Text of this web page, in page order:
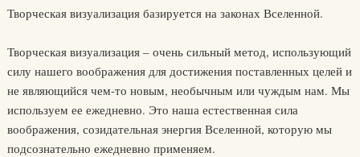
Творческая визуализация базируется на законах Вселенной.
Творческая визуализация – очень сильный метод, использующий
силу нашего воображения для достижения поставленных целей и
не являющийся чем-то новым, необычным или чуждым нам. Мы
используем ее ежедневно. Это наша естественная сила
воображения, созидательная энергия Вселенной, которую мы
подсознательно ежедневно применяем.